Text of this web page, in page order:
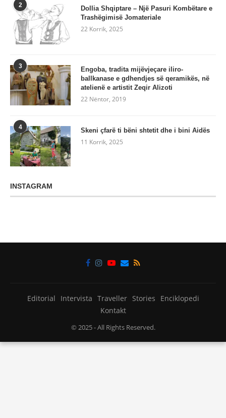
2
Dollia Shqiptare – Një Pasuri Kombëtare e
Trashëgimisë Jomateriale
22 Korrik, 2025
3
Engoba, tradita mijëvjeçare iliro-
ballkanase e gdhendjes së qeramikës, në
atelienë e artistit Zeqir Alizoti
22 Nëntor, 2019
4 Skeni çfarë ti bëni shtetit dhe i bini Aidës
11 Korrik, 2025
INSTAGRAM
Editorial Intervista Traveller Stories
Enciklopedi
Kontakt
© 2025- All Rights Reserved.